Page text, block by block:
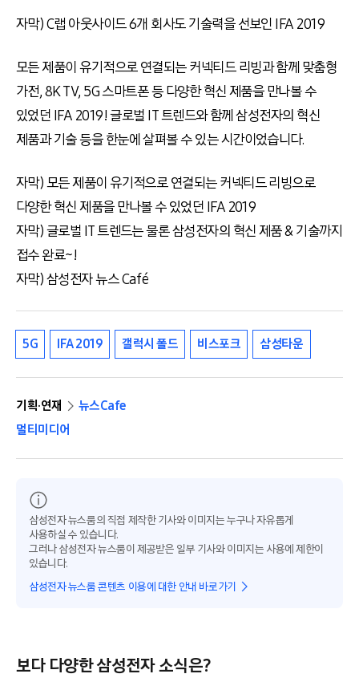
자막) C랩 아웃사이드 6개 회사도 기술력을 선보인 IFA 2019
모든 제품이 유기적으로 연결되는 커넥티드 리빙과 함께 맞춤형
가전, 8K TV, 5G 스마트폰 등 다양한 혁신 제품을 만나볼 수
있었던 IFA 2019! 글로벌 IT 트렌드와 함께 삼성전자의 혁신
제품과 기술 등을 한눈에 살펴볼 수 있는 시간이었습니다.
자막) 모든 제품이 유기적으로 연결되는 커넥티드 리빙으로
다양한 혁신 제품을 만나볼 수 있었던 IFA 2019
자막) 글로벌 IT 트렌드는 물론 삼성전자의 혁신 제품 & 기술까지
접수 완료~!
자막) 삼성전자 뉴스 Café
5G IFA 2019 갤럭시 폴드 비스포크 삼성타운
기획·연재
뉴스Cafe
멀티미디어
삼성전자 뉴스룸의 직접 제작한 기사와 이미지는 누구나 자유롭게
사용하실 수 있습니다.
그러나 삼성전자 뉴스룸이 제공받은 일부 기사와 이미지는 사용에 제한이
있습니다.
삼성전자 뉴스룸 콘텐츠 이용에 대한 안내 바로가기
보다 다양한 삼성전자 소식은?